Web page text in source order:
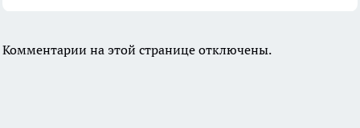
Комментарии на этой странице отключены.